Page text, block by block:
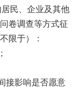
民、企业及其他
卷调查等方式征
限于）：
接影响是否愿意